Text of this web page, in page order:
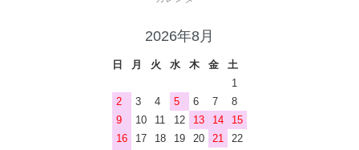
2026年8月
日 月 火 水 木 金
土
1
2
3 4 5 6 7
8
9
10 11 12 13 14
15
16
17 18 19 20 21
22